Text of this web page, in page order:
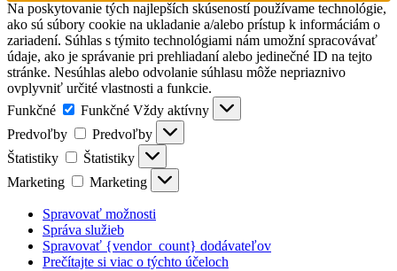
Na poskytovanie tých najlepších skúseností používame technológie,
ako sú súbory cookie na ukladanie a/alebo prístup k informáciám o
zariadení. Súhlas s týmito technológiami nám umožní spracovávať
údaje, ako je správanie pri prehliadaní alebo jedinečné ID na tejto
stránke. Nesúhlas alebo odvolanie súhlasu môže nepriaznivo
ovplyvniť určité vlastnosti a funkcie.
Funkčné
Funkčné Vždy aktívny
Predvoľby
Predvoľby
Štatistiky
Štatistiky
Marketing
Marketing
Spravovať možnosti
Správa služieb
Spravovať {vendor_count} dodávateľov
Prečítajte si viac o týchto účeloch